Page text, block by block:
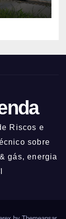
Riscos e
sobre
gás, energia